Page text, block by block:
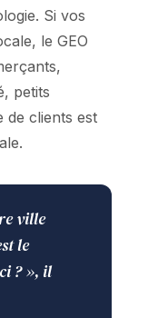
Si vos
le GEO
petits
de clients est
ville
le
? », il